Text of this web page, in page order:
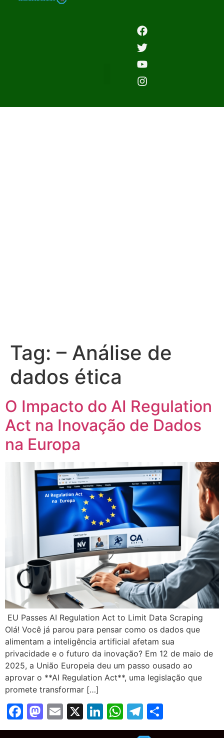
Tag: – Análise de
dados ética
O Impacto do AI Regulation
Act na Inovação de Dados
na Europa
EU Passes AI Regulation Act to Limit Data Scraping
Olá! Você já parou para pensar como os dados que
alimentam a inteligência artificial afetam sua
privacidade e o futuro da inovação? Em 12 de maio de
2025, a União Europeia deu um passo ousado ao
aprovar o **AI Regulation Act**, uma legislação que
promete transformar […]
Facebook
Mastodon
Email
X LinkedIn
WhatsApp
Telegram